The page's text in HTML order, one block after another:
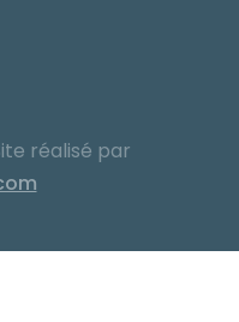
réalisé par